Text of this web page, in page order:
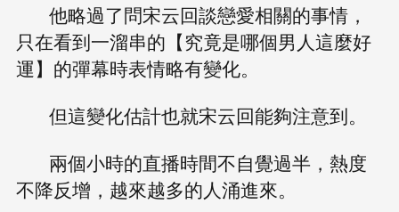
他略過了問宋云回談戀愛相關的事情，
只在看到一溜串的【究竟是哪個男人這麼好
運】的彈幕時表情略有變化。
但這變化估計也就宋云回能夠注意到。
兩個小時的直播時間不自覺過半，熱度
不降反增，越來越多的人涌進來。